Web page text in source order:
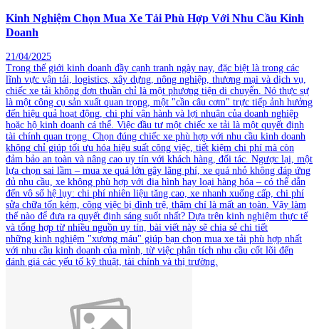
Kinh Nghiệm Chọn Mua Xe Tải Phù Hợp Với Nhu Cầu Kinh
Doanh
21/04/2025
Trong thế giới kinh doanh đầy cạnh tranh ngày nay, đặc biệt là trong các
lĩnh vực vận tải, logistics, xây dựng, nông nghiệp, thương mại và dịch vụ,
chiếc xe tải không đơn thuần chỉ là một phương tiện di chuyển. Nó thực sự
là một công cụ sản xuất quan trọng, một "cần câu cơm" trực tiếp ảnh hưởng
đến hiệu quả hoạt động, chi phí vận hành và lợi nhuận của doanh nghiệp
hoặc hộ kinh doanh cá thể. Việc đầu tư một chiếc xe tải là một quyết định
tài chính quan trọng. Chọn đúng chiếc xe phù hợp với nhu cầu kinh doanh
không chỉ giúp tối ưu hóa hiệu suất công việc, tiết kiệm chi phí mà còn
đảm bảo an toàn và nâng cao uy tín với khách hàng, đối tác. Ngược lại, một
lựa chọn sai lầm – mua xe quá lớn gây lãng phí, xe quá nhỏ không đáp ứng
đủ nhu cầu, xe không phù hợp với địa hình hay loại hàng hóa – có thể dẫn
đến vô số hệ lụy: chi phí nhiên liệu tăng cao, xe nhanh xuống cấp, chi phí
sửa chữa tốn kém, công việc bị đình trệ, thậm chí là mất an toàn. Vậy làm
thế nào để đưa ra quyết định sáng suốt nhất? Dựa trên kinh nghiệm thực tế
và tổng hợp từ nhiều nguồn uy tín, bài viết này sẽ chia sẻ chi tiết
những kinh nghiệm "xương máu" giúp bạn chọn mua xe tải phù hợp nhất
với nhu cầu kinh doanh của mình, từ việc phân tích nhu cầu cốt lõi đến
đánh giá các yếu tố kỹ thuật, tài chính và thị trường.